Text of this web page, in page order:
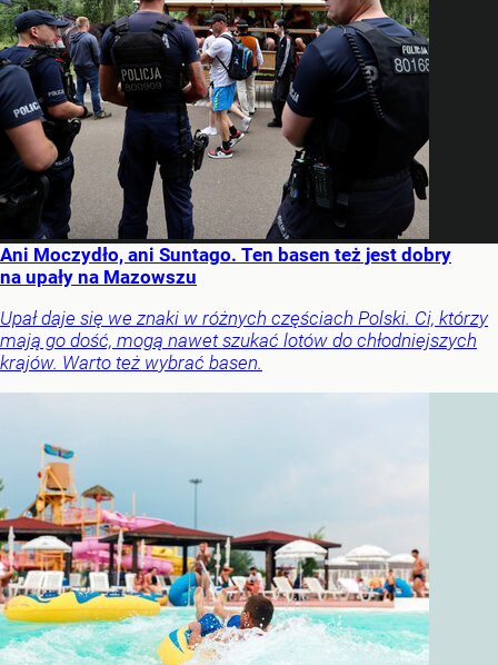
Ani Moczydło, ani Suntago. Ten basen też jest dobry
na upały na Mazowszu
Upał daje się we znaki w różnych częściach Polski. Ci, którzy
mają go dość, mogą nawet szukać lotów do chłodniejszych
krajów. Warto też wybrać basen.